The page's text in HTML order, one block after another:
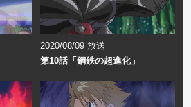
2020/08/09 放送
第10話「鋼鉄の超進化」